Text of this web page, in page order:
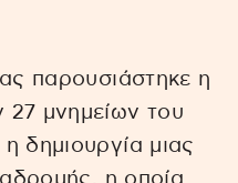
παρουσιάστηκε η
μνημείων του
δημιουργία μιας